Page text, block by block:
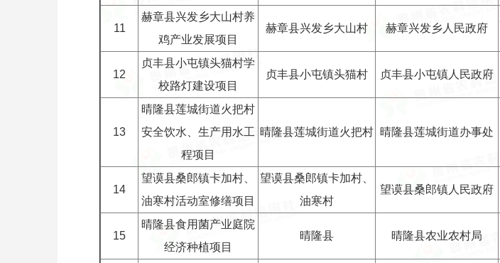
11
赫章县兴发乡大山村养
鸡产业发展项目
赫章县兴发乡大山村 赫章兴发乡人民政府
12
贞丰县小屯镇头猫村学
校路灯建设项目
贞丰县小屯镇头猫村 贞丰县小屯镇人民政府
13
晴隆县莲城街道火把村
安全饮水、生产用水工
程项目
晴隆县莲城街道火把村 晴隆县莲城街道办事处
14
望谟县桑郎镇卡加村、
油寒村活动室修缮项目
望谟县桑郎镇卡加村、
油寒村
望谟县桑郎镇人民政府
15
晴隆县食用菌产业庭院
经济种植项目
晴隆县 晴隆县农业农村局